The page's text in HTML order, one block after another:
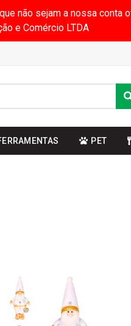
não sejam a nossa
e Comércio LTDA
PET